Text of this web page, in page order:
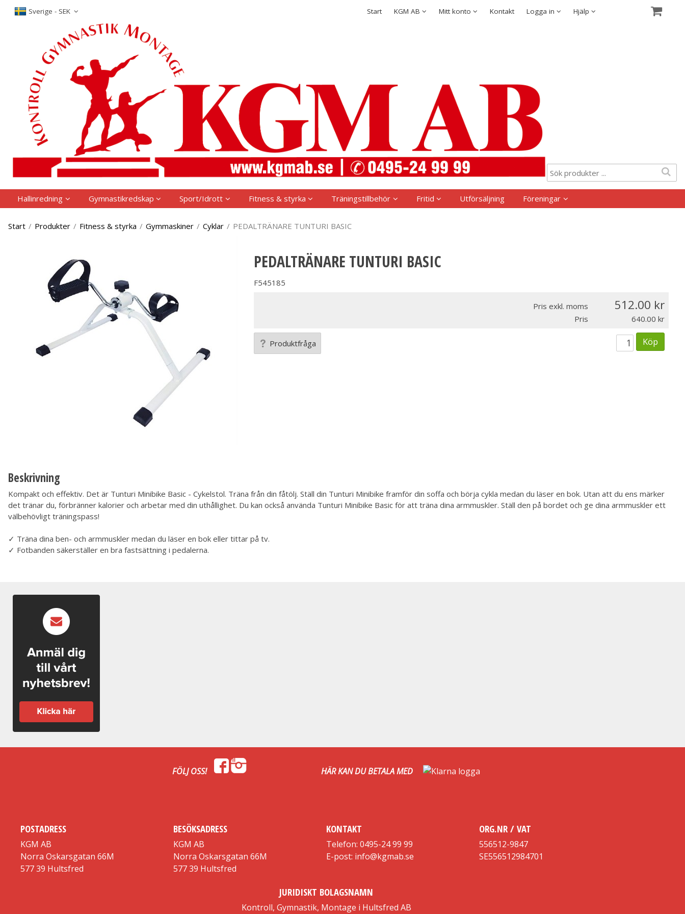
Sverige - SEK Start KGM AB
Integritetspolicy Mitt konto Kontakt Logga in
Kom ihåg mig
Glömt ditt lösenord?
Skapa nytt konto
Hjälp
Säkerhet & Cookies
Hallinredning Gymnastikredskap Sport/Idrott Fitness & styrka Träningstillbehör Fritid Utförsäljning Föreningar
Start / Produkter / Fitness & styrka / Gymmaskiner / Cyklar / PEDALTRÄNARE TUNTURI BASIC
PEDALTRÄNARE TUNTURI BASIC
F545185
Pris exkl. moms 512.00
Pris 640.00
Produktfråga Köp
Beskrivning
Kompakt och effektiv. Det är Tunturi Minibike Basic - Cykelstol. Träna från din fåtölj. Ställ din Tunturi Minibike framför din soffa och börja cykla medan du läser en bok. Utan att du ens märker
det tränar du, förbränner kalorier och arbetar med din uthållighet. Du kan också använda Tunturi Minibike Basic för att träna dina armmuskler. Ställ den på bordet och ge dina armmuskler ett
välbehövligt träningspass!
✓ Träna dina ben- och armmuskler medan du läser en bok eller tittar på tv.
✓ Fotbanden säkerställer en bra fastsättning i pedalerna.
FÖLJ OSS! HÄR KAN DU BETALA MED
POSTADRESS
KGM AB
Norra Oskarsgatan 66M
577 39 Hultsfred
BESÖKSADRESS
KGM AB
Norra Oskarsgatan 66M
577 39 Hultsfred
KONTAKT
Telefon: 0495-24 99 99
E-post: info@kgmab.se
ORG.NR / VAT
556512-9847
SE556512984701
JURIDISKT BOLAGSNAMN
Kontroll, Gymnastik, Montage i Hultsfred AB